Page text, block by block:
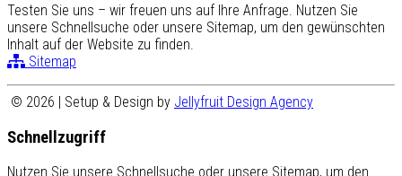
Testen Sie uns – wir freuen uns auf Ihre Anfrage. Nutzen Sie
unsere Schnellsuche oder unsere Sitemap, um den gewünschten
Inhalt auf der Website zu finden.
Sitemap
© 2026 | Setup & Design by Jellyfruit Design Agency
Schnellzugriff
Nutzen Sie unsere Schnellsuche oder unsere Sitemap, um den